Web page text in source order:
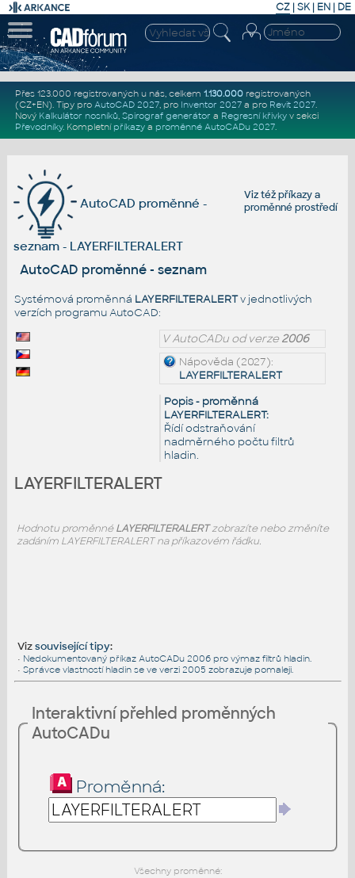
CZ | SK| EN | DE
Přes 123.000 registrovaných u nás, celkem 1.130.000registrovaných
(CZ+EN). Tipy pro AutoCAD 2027, pro Inventor 2027a pro Revit 2027.
Nový Kalkulátor nosníků, Spirograf generátor a Regresní křivkyv sekci
Převodníky. Kompletní příkazya proměnné AutoCADu 2027.
Viz téžpříkazya
proměnné prostředí
AutoCAD proměnné -
seznam - LAYERFILTERALERT
AutoCAD proměnné - seznam
Systémová proměnná LAYERFILTERALERTv jednotlivých
verzích programu AutoCAD:
V AutoCADu od verze2006
Nápověda (2027):
LAYERFILTERALERT
Popis - proměnná
LAYERFILTERALERT:
Řídí odstraňování
nadměrného počtu filtrů
hladin.
LAYERFILTERALERT
Hodnotu proměnnéLAYERFILTERALERTzobrazíte nebo změníte
zadáním LAYERFILTERALERT na příkazovém řádku.
Vizsouvisející tipy:
• Nedokumentovaný příkaz AutoCADu 2006 pro výmaz filtrů hladin.
• Správce vlastností hladin se ve verzi 2005 zobrazuje pomaleji.
Interaktivní přehled proměnných
AutoCADu
Proměnná:
Všechny proměnné: